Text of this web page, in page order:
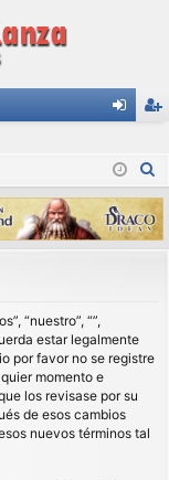
nti
fic
ar
ist
ra
rs
s
c
“nuestro”, “”,
estar legalmente
por favor no se registre
momento e
los revisase por su
de esos cambios
nuevos términos tal